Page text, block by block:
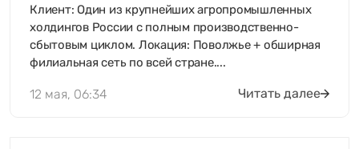
Клиент: Один из крупнейших агропромышленных
холдингов России с полным производственно-
сбытовым циклом. Локация: Поволжье + обширная
филиальная сеть по всей стране....
12 мая, 06:34 Читать далее